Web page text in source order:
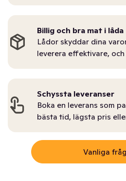
Billig och bra mat i låda
Lådor skyddar dina
leverera effektivare,
Schyssta leveranser
Boka en leverans som
bästa tid, lägsta pris
Vanliga